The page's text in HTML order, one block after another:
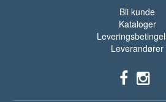
Bli kunde
Kataloger
Leverandører